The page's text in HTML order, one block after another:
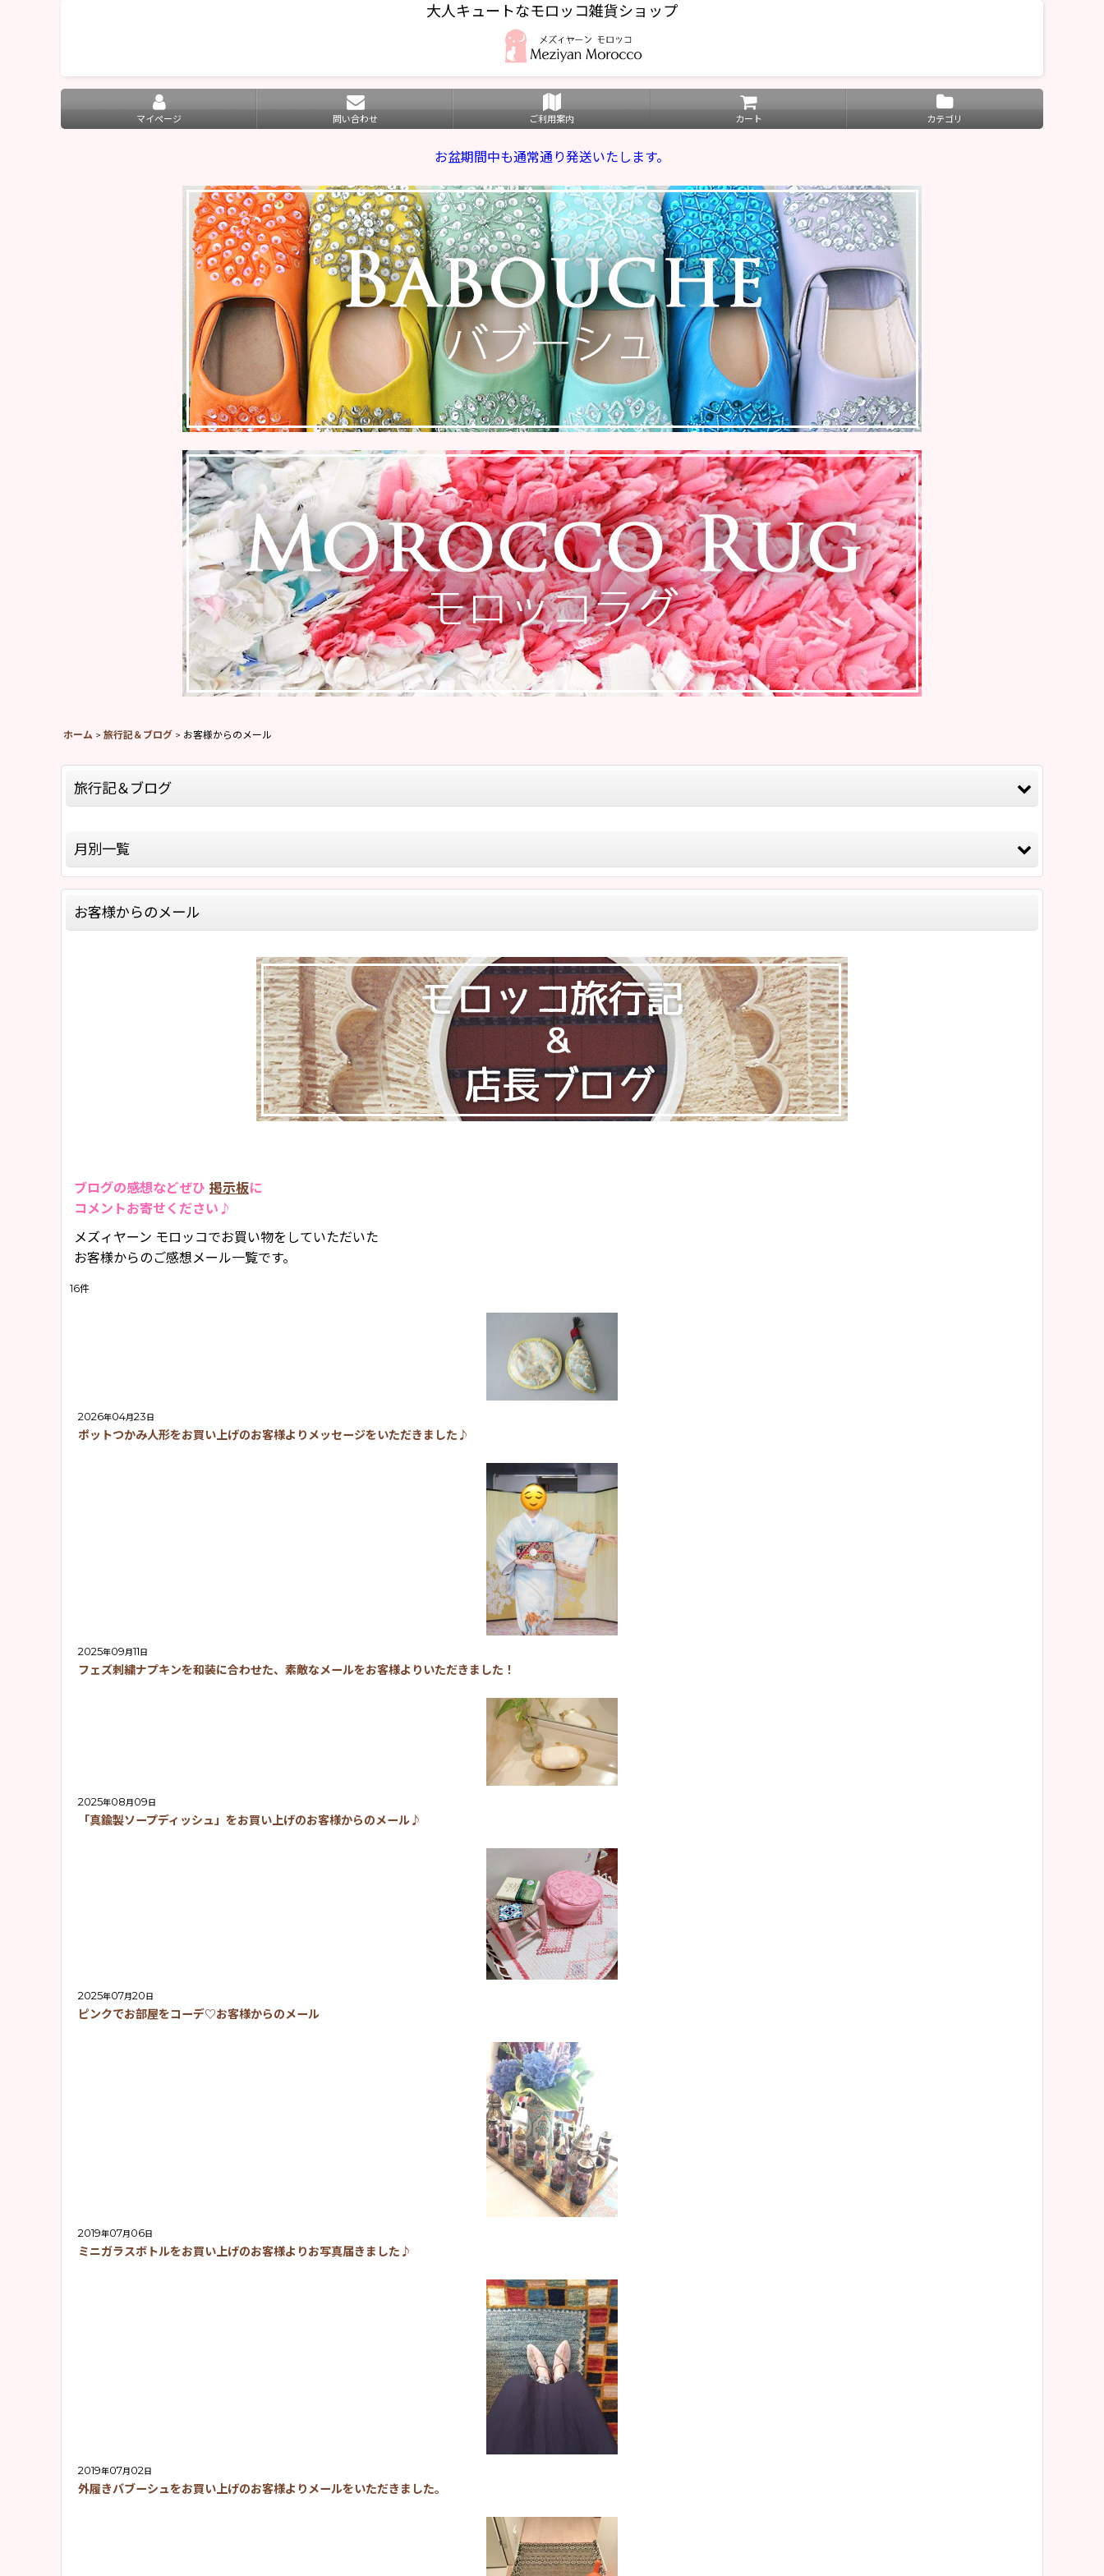
大人キュートなモロッコ雑貨ショップ
マイページ 問い合わせ ご利用案内 カート カテゴリ
お盆期間中も通常通り発送いたします。
ホーム > 旅行記＆ブログ > お客様からのメール
お客様からのメール
ブログの感想などぜひ 掲示板に
コメントお寄せください♪
メズィヤーン モロッコでお買い物をしていただいた
お客様からのご感想メール一覧です。
16件
2026年04月23日
ポットつかみ人形をお買い上げのお客様よりメッセージをいただきました♪
2025年09月11日
フェズ刺繍ナプキンを和装に合わせた、素敵なメールをお客様よりいただきました！
2025年08月09日
「真鍮製ソープディッシュ」をお買い上げのお客様からのメール♪
2025年07月20日
ピンクでお部屋をコーデ♡お客様からのメール
2019年07月 06日
ミニガラスボトルをお買い上げのお客様よりお写真届きました♪
2019年07月 02日
外履きバブーシュをお買い上げのお客様よりメールをいただきました。
旅行記＆ブログ
モロッコ旅行記Season8(2026)
モロッコ旅行記Season5(2019)
イベント情報
月別一覧
2026年
2025年